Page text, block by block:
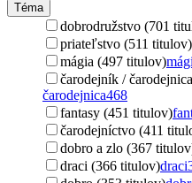
Téma
dobrodružstvo (701
priateľstvo (511 titulov)
mágia (497 titulov)
čarodejník /
čarodejnica468
fantasy (451 titulov)
čarodejníctvo (411
dobro a zlo (367
draci (366 titulov)draci